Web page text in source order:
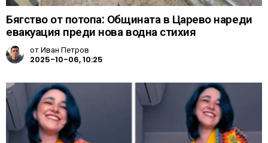
Бягство от потопа: Общината в Царево нареди
евакуация преди нова водна стихия
отИван Петров
2025-10-06, 10:25